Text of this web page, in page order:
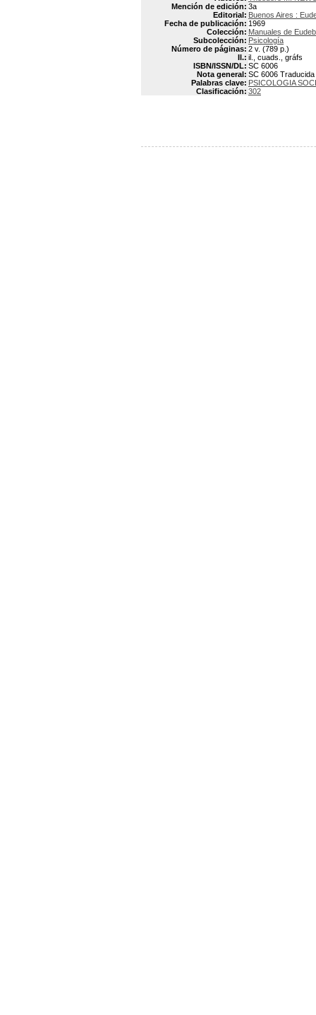
Mención de edición: 3a
Editorial: Buenos Aires :
Fecha de publicación: 1969
Colección: Manuales de
Subcolección: Psicología
Número de páginas: 2 v. (789 p.)
Il.: il., cuads., gráfs
ISBN/ISSN/DL: SC 6006
Nota general: SC 6006
Palabras clave: PSICOLOGIA
Clasificación: 302